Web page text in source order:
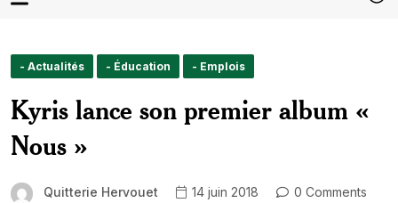
- Actualités - Éducation - Emplois
Kyris lance son premier album «
Nous »
Quitterie Hervouet 14 juin 2018
0 Comments